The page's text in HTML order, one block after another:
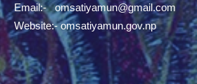
Email:-omsatiyamun@gmail.com
Website:- omsatiyamun.gov.np